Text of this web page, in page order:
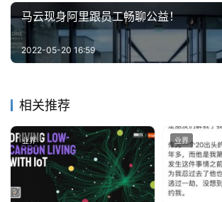
马云现身阿里跟员工畅聊公益！
2022-05-20 16:59
相关推荐
业界 业界